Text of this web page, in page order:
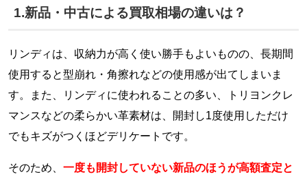
1.新品・中古による買取相場の違いは？
リンディは、収納力が高く使い勝手もよいものの、長期間
使用すると型崩れ・角擦れなどの使用感が出てしまいま
す。また、リンディに使われることの多い、トリヨンクレ
マンスなどの柔らかい革素材は、開封し1度使用しただけ
でもキズがつくほどデリケートです。
そのため、 一度も開封していない新品のほうが高額査定と